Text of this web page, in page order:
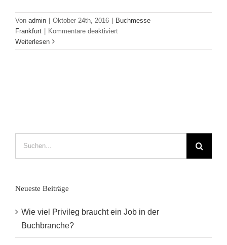
Von admin | Oktober 24th, 2016 | Buchmesse
Frankfurt | Kommentare deaktiviertfür
und
Weiterlesen
Neueste Beiträge
Wie viel Privileg braucht ein Job in der
Buchbranche?